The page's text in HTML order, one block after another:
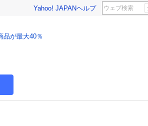
Yahoo! JAPANヘルプ
が最大40％